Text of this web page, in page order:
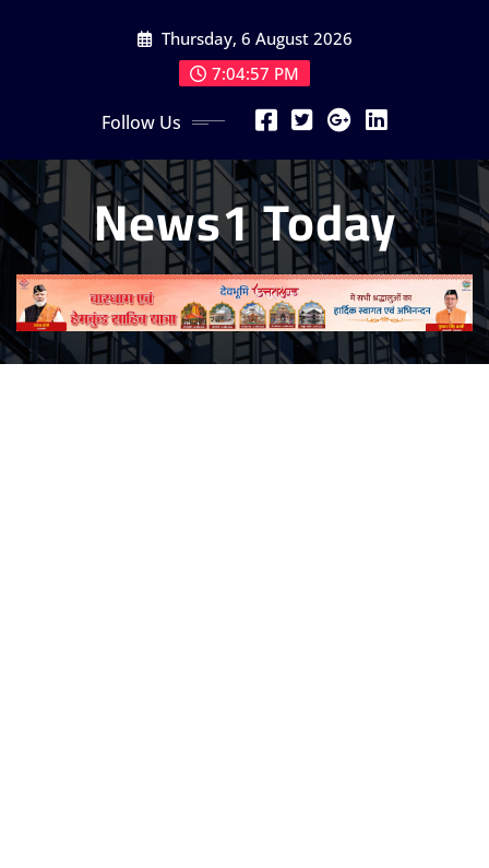
Thursday, 6 August 2026
7:04:59 PM
Follow Us
News1 Today